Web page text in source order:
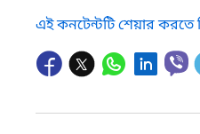
এই কনটেন্টটি শেয়ার